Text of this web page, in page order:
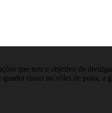
que tem o objetivo de
como no vôlei de praia, a